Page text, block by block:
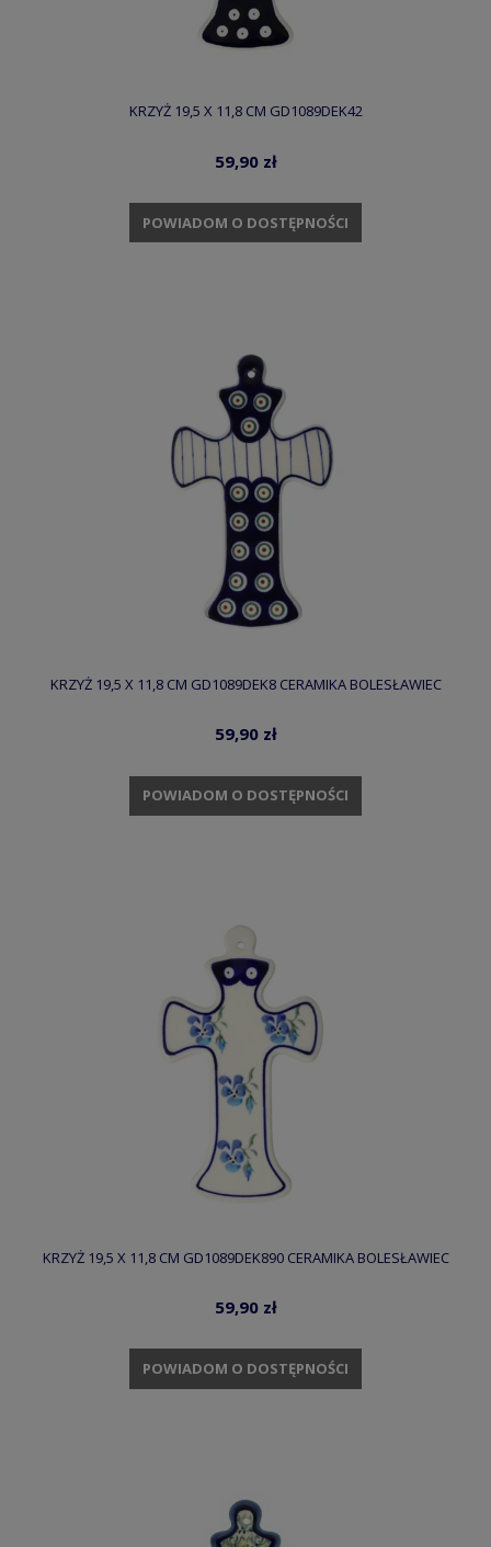
KRZYŻ 19,5 X 11,8 CM GD1089DEK42
59,90 zł
POWIADOM O DOSTĘPNOŚCI
KRZYŻ 19,5 X 11,8 CM GD1089DEK8 CERAMIKA BOLESŁAWIEC
59,90 zł
POWIADOM O DOSTĘPNOŚCI
KRZYŻ 19,5 X 11,8 CM GD1089DEK890 CERAMIKA BOLESŁAWIEC
59,90 zł
POWIADOM O DOSTĘPNOŚCI